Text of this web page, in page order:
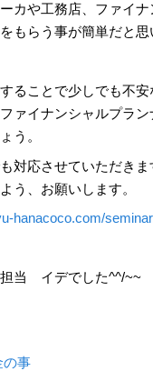
カや工務店、ファイ
もらう事が簡単だと思
ることで少しでも不安
ァイナンシャルプラ
う。
対応させていただきま
う、お願いします。
hanacoco.com/
当 イデでした^^/~~
の事